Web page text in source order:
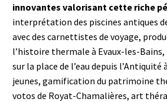
innovantes valorisant cette riche
interprétation des piscines antiques
avec des carnettistes de voyage,
l’histoire thermale à Evaux-les-
sur la place de l’eau depuis l’Antiquité
jeunes, gamification du patrimoine
votos de Royat-Chamalières, art